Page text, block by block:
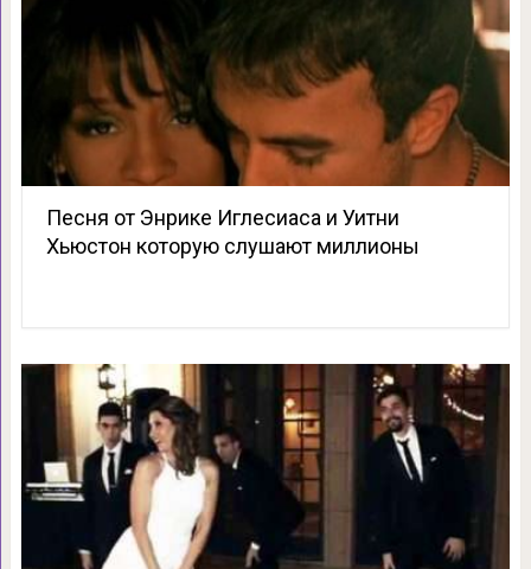
Песня от Энрике Иглесиаса и Уитни
Хьюстон которую слушают миллионы